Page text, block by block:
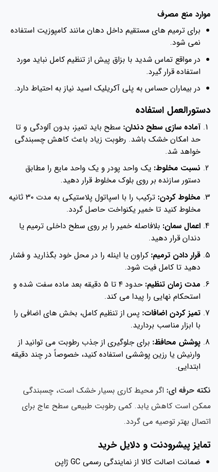
موارد منع مصرف
برای ترمیم های مستقیم داخل دهان مانند کامپوزیت استفاده
نمی شود.
در مواقع تماس شدید با بزاق پیش از تنظیم کامل نباید مورد
استفاده قرار گیرد.
در بیماران حساس به پلی آکریلیک اسید نیاز به احتیاط دارد.
دستورالعمل استفاده
آماده سازی سطح دندان: سطح باید تمیز، بدون آلودگی و تا
حد امکان خشک باشد. رطوبت زیاد باعث کاهش چسبندگی
خواهد شد.
نسبت مخلوط: یک واحد پودر و یک واحد مایع را مطابق
دستور سازنده بر روی بلوک مخلوط قرار دهید.
مخلوط کردن:
ترکیب را با اسپاتول پلاستیکی به مدت ۳۰ ثانیه
مخلوط کنید تا خمیر یکنواخت حاصل گردد.
اعمال سمان: بلافاصله خمیر را بر روی سطح داخلی ترمیم یا
دندان قرار دهید.
قرار دادن ترمیم: کراون یا اینله را در محل خود بگذارید و فشار
دهید تا کامل فیت شود.
مدت زمان تنظیم:
حدود ۴ تا ۵ دقیقه بعد ماده سفت شده و
استحکام نهایی را پیدا می کند.
تمیز کردن اضافات: پس از تنظیم کامل، بخش های اضافی را
با ابزار مناسب بردارید.
پوشش محافظ: برای جلوگیری از جذب رطوبت می توانید از
وارنیش یا رزین پوششی استفاده کنید، خصوصاً در چند دقیقه
ابتدایی.
نکته حرفه ای: اگر محیط کاری بسیار خشک است، چسبندگی
ممکن است کاهش یابد. کمی رطوبت طبیعی سطح عاج برای
اتصال بهتر توصیه می گردد.
تمایز پیشرودنت و دلایل خرید
ضمانت اصالت کالا از نمایندگی رسمی GC ژاپن